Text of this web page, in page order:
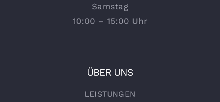
Samstag
10:00 – 15:00 Uhr
ÜBER UNS
LEISTUNGEN